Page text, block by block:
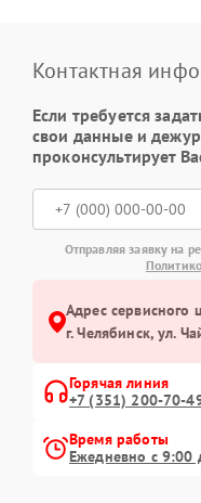
Контактная
Если требуется
свои данные и
проконсультирует
Отправляя заявку на
Адрес сервисного
г. Челябинск, ул.
Горячая линия
+7 (351) 200-70-
Время работы
Ежедневно с 9:00